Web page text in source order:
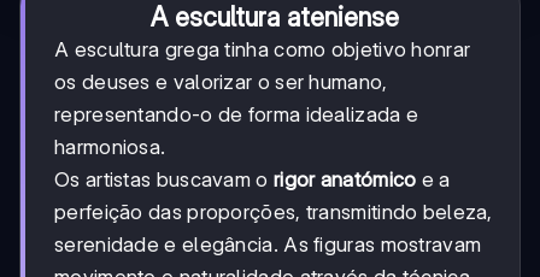
A escultura ateniense
A escultura grega tinha como objetivo honrar
os deuses e valorizar o ser humano,
representando-o de forma idealizada e
harmoniosa.
Os artistas buscavam o rigor anatómico e a
perfeição das proporções, transmitindo beleza,
serenidade e elegância. As figuras mostravam